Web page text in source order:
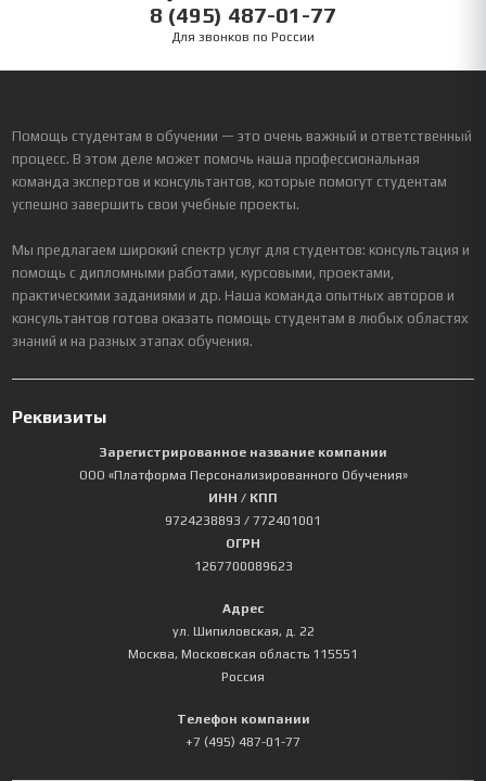
8 (495) 487-01-77
Для звонков по России
Помощь студентам в обучении — это очень важный и ответственный
процесс. В этом деле может помочь наша профессиональная
команда экспертов и консультантов, которые помогут студентам
успешно завершить свои учебные проекты.
Мы предлагаем широкий спектр услуг для студентов: консультация и
помощь с дипломными работами, курсовыми, проектами,
практическими заданиями и др. Наша команда опытных авторов и
консультантов готова оказать помощь студентам в любых областях
знаний и на разных этапах обучения.
Реквизиты
Зарегистрированное название компании
ООО «Платформа Персонализированного Обучения»
ИНН / КПП
9724238893 / 772401001
ОГРН
1267700089623
Адрес
ул. Шипиловская, д. 22
Москва, Московская область 115551
Россия
Телефон компании
+7 (495) 487-01-77